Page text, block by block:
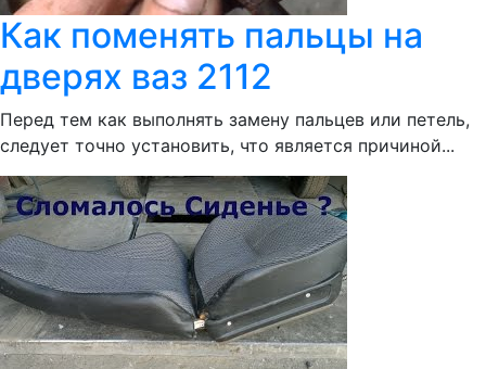
Как поменять пальцы на
дверях ваз 2112
Перед тем как выполнять замену пальцев или петель,
следует точно установить, что является причиной...